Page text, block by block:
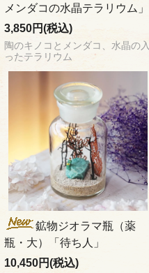
メンダコの水晶テラリウム」
3,850円(税込)
陶のキノコとメンダコ、水晶の入
ったテラリウム
鉱物ジオラマ瓶（薬
瓶・大）「待ち人」
10,450円(税込)